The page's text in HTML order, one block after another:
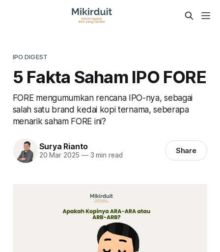
IPO DIGEST
5 Fakta Saham IPO FORE
FORE mengumumkan rencana IPO-nya, sebagai
salah satu brand kedai kopi ternama, seberapa
menarik saham FORE ini?
Surya Rianto
20 Mar 2025 —3 min read Share